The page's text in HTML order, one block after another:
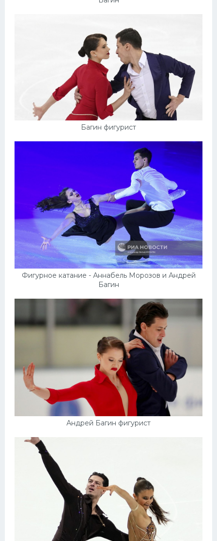
Багин фигурист
Фигурное катание - Аннабель Морозов и Андрей
Багин
Андрей Багин фигурист